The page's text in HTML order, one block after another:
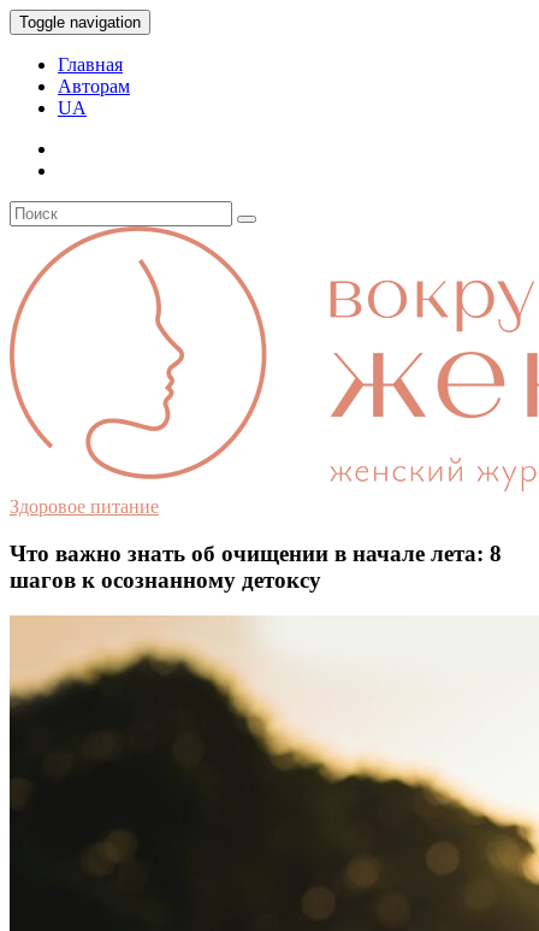
Toggle navigation
Главная
Авторам
UA
Здоровое питание
Что важно знать об очищении в начале лета: 8
шагов к осознанному детоксу